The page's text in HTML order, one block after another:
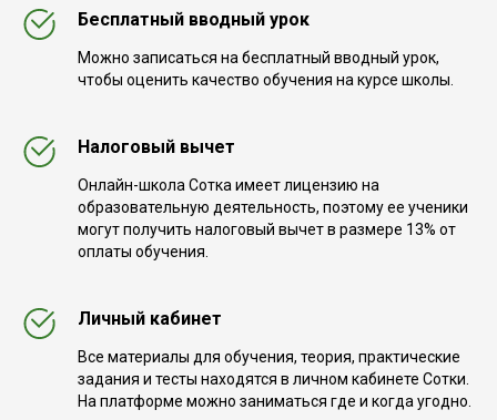
Бесплатный вводный урок
Можно записаться на бесплатный вводный урок,
чтобы оценить качество обучения на курсе школы.
Налоговый вычет
Онлайн-школа Сотка имеет лицензию на
образовательную деятельность, поэтому ее ученики
могут получить налоговый вычет в размере 13% от
оплаты обучения.
Личный кабинет
Все материалы для обучения, теория, практические
задания и тесты находятся в личном кабинете Сотки.
На платформе можно заниматься где и когда угодно.